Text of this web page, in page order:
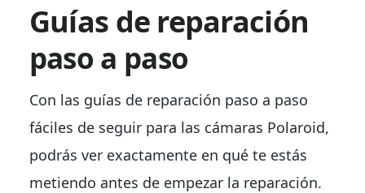
Guías de reparación
paso a paso
Con las guías de reparación paso a paso
fáciles de seguir para las cámaras Polaroid,
podrás ver exactamente en qué te estás
metiendo antes de empezar la reparación.